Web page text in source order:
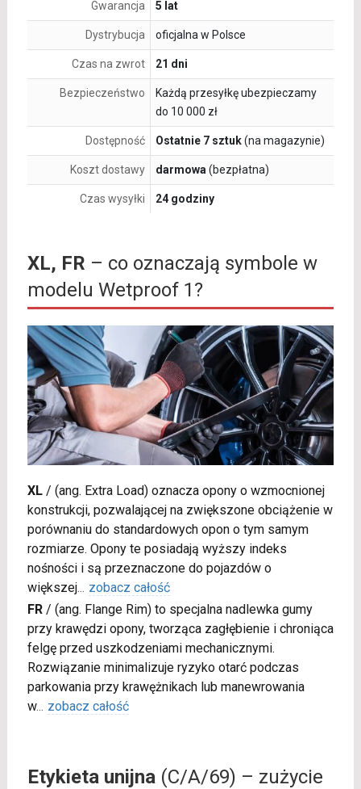
Gwarancja 5 lat
Dystrybucja oficjalna w Polsce
Czas na zwrot 21 dni
Bezpieczeństwo
Każdą przesyłkę ubezpieczamy
do 10 000 zł
Dostępność Ostatnie 7 sztuk(na magazynie)
Koszt dostawy darmowa (bezpłatna)
Czas wysyłki 24 godziny
XL, FR – co oznaczają symbole w
modelu Wetproof 1?
XL/ (ang. Extra Load) oznacza opony o wzmocnionej
konstrukcji, pozwalającej na zwiększone obciążenie w
porównaniu do standardowych opon o tym samym
rozmiarze. Opony te posiadają wyższy indeks
nośności i są przeznaczone do pojazdów o
większej... zobacz całość
FR/ (ang. Flange Rim) to specjalna nadlewka gumy
przy krawędzi opony, tworząca zagłębienie i chroniąca
felgę przed uszkodzeniami mechanicznymi.
Rozwiązanie minimalizuje ryzyko otarć podczas
parkowania przy krawężnikach lub manewrowania
w... zobacz całość
Etykieta unijna(C/A/69) – zużycie